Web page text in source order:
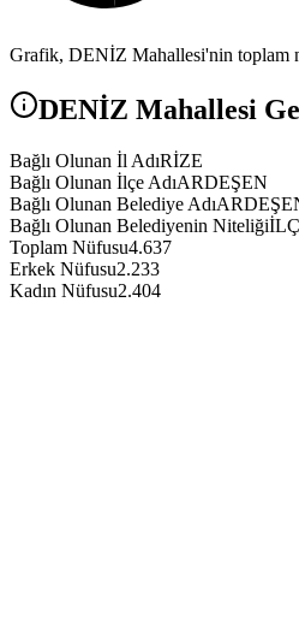
Grafik, DENİZ Mahallesi'nin toplam
DENİZ Mahallesi
Bağlı Olunan İl AdıRİZE
Bağlı Olunan İlçe AdıARDEŞEN
Bağlı Olunan Belediye Adı
Bağlı Olunan Belediyenin Niteliği
Toplam Nüfusu4.637
Erkek Nüfusu2.233
Kadın Nüfusu2.404